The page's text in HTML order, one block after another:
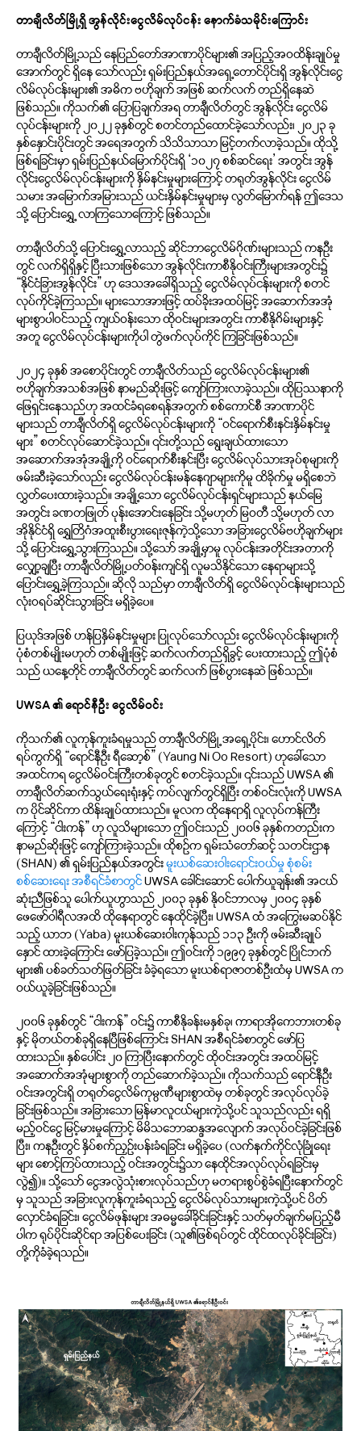
တာချီလိတ်မြို့ရှိ အွန်လိုင်းငွေလိမ်လုပ်ငန်း နောက်ခံသမိုင်းကြောင်း
တာချီလိတ်မြို့သည် နေပြည်တော်အာဏာပိုင်များ၏ အပြည့်အဝထိန်းချုပ်မှု
အောက်တွင် ရှိနေ သော်လည်း ရှမ်းပြည်နယ်အရှေ့တောင်ပိုင်းရှိ အွန်လိုင်းငွေ
လိမ်လုပ်ငန်းများ၏ အဓိက ဗဟိုချက် အဖြစ် ဆက်လက် တည်ရှိနေဆဲ
ဖြစ်သည်။ ကိုသက်၏ ပြောပြချက်အရ တာချီလိတ်တွင် အွန်လိုင်း ငွေလိမ်
လုပ်ငန်းများကို ၂၀၂၂ ခုနှစ်တွင် စတင်တည်ထောင်ခဲ့သော်လည်း၊ ၂၀၂၃ ခု
နှစ်နှောင်းပိုင်းတွင် အရေအတွက် သိသိသာသာ မြင့်တက်လာခဲ့သည်။ ထိုသို့
ဖြစ်ရခြင်းမှာ ရှမ်းပြည်နယ်မြောက်ပိုင်းရှိ ‘၁၀၂၇ စစ်ဆင်ရေး’ အတွင်း အွန်
လိုင်းငွေလိမ်လုပ်ငန်းများကို နှိမ်နင်းမှုများကြောင့် တရုတ်အွန်လိုင်း ငွေလိမ်
သမား အမြောက်အမြားသည် ယင်းနှိမ်နင်းမှုများမှ လွတ်မြောက်ရန် ဤဒေသ
သို့ ပြောင်းရွှေ့ လာကြသောကြောင့် ဖြစ်သည်။
တာချီလိတ်သို့ ပြောင်းရွှေ့လာသည့် ဆိုင်ဘာငွေလိမ်ဂိုဏ်းများသည် ကနဦး
တွင် လက်ရှိရှိနှင့် ပြီးသားဖြစ်သော အွန်လိုင်းကာစီနိုဝင်းကြီးများအတွင်း၌
“နိုင်ငံခြားအွန်လိုင်း” ဟု ဒေသအခေါ်ရှိသည့် ငွေလိမ်လုပ်ငန်းများကို စတင်
လုပ်ကိုင်ခဲ့ကြသည်။ များသောအားဖြင့် ထပ်ခိုးအထပ်မြင့် အဆောက်အအုံ
များစွာပါဝင်သည့် ကျယ်ဝန်းသော ထိုဝင်းများအတွင်း ကာစီနိုဂိမ်းများနှင့်
အတူ ငွေလိမ်လုပ်ငန်းများကိုပါ တွဲဖက်လုပ်ကိုင် ကြခြင်းဖြစ်သည်။
၂၀၂၄ ခုနှစ် အစောပိုင်းတွင် တာချီလိတ်သည် ငွေလိမ်လုပ်ငန်းများ၏
ဗဟိုချက်အသစ်အဖြစ် နာမည်ဆိုးဖြင့် ကျော်ကြားလာခဲ့သည်။ ထိုပြဿနာကို
ဖြေရှင်းနေသည်ဟု အထင်ခံရစေရန်အတွက် စစ်ကောင်စီ အာဏာပိုင်
များသည် တာချီလိတ်ရှိ ငွေလိမ်လုပ်ငန်းများကို “ဝင်ရောက်စီးနင်းနှိမ်နင်းမှု
များ” စတင်လုပ်ဆောင်ခဲ့သည်။ ၎င်းတို့သည် ရွေးချယ်ထားသော
အဆောက်အအုံအချို့ကို ဝင်ရောက်စီးနင်းပြီး ငွေလိမ်လုပ်သားအုပ်စုများကို
ဖမ်းဆီးခဲ့သော်လည်း ငွေလိမ်လုပ်ငန်းမန်နေဂျာများကိုမူ ထိခိုက်မှု မရှိစေဘဲ
လွှတ်ပေးထားခဲ့သည်။ အချို့သော ငွေလိမ်လုပ်ငန်းရှင်များသည် နယ်မြေ
အတွင်း ခဏတဖြုတ် ပုန်းအောင်းနေခြင်း သို့မဟုတ် မြဝတီ သို့မဟုတ် လာ
အိုနိုင်ငံရှိ ရွှေတြိဂံအထူးစီးပွားရေးဇုန်ကဲ့သို့သော အခြားငွေလိမ်ဗဟိုချက်များ
သို့ ပြောင်းရွှေ့သွားကြသည်။ သို့သော် အချို့မှာမူ လုပ်ငန်းအတိုင်းအတာကို
လျှော့ချပြီး တာချီလိတ်မြို့ပတ်ဝန်းကျင်ရှိ လူမသိနိုင်သော နေရာများသို့
ပြောင်းရွှေ့ခဲ့ကြသည်။ ဆိုလို သည်မှာ တာချီလိတ်ရှိ ငွေလိမ်လုပ်ငန်းများသည်
လုံးဝရပ်ဆိုင်းသွားခြင်း မရှိခဲ့ပေ။
ပြယုဒ်အဖြစ် ဟန်ပြနှိမ်နင်းမှုများ ပြုလုပ်သော်လည်း ငွေလိမ်လုပ်ငန်းများကို
ပုံစံတစ်မျိုးမဟုတ် တစ်မျိုးဖြင့် ဆက်လက်တည်ရှိခွင့် ပေးထားသည့် ဤပုံစံ
သည် ယနေ့တိုင် တာချီလိတ်တွင် ဆက်လက် ဖြစ်ပွားနေဆဲ ဖြစ်သည်။
UWSA၏ ရောင်နီဦး ငွေလိမ်ဝင်း
ကိုသက်၏ လူကုန်ကူးခံရမှုသည် တာချီလိတ်မြို့ အရှေ့ပိုင်း၊ ဟောင်လိတ်
ရပ်ကွက်ရှိ “ရောင်နီဦး ရီဆော့စ်” (Yaung Ni Oo Resort) ဟုခေါ်သော
အထင်ကရ ငွေလိမ်ဝင်းကြီးတစ်ခုတွင် စတင်ခဲ့သည်။ ၎င်းသည် UWSA ၏
တာချီလိတ်ဆက်သွယ်ရေးရုံးနှင့် ကပ်လျက်တွင်ရှိပြီး တစ်ဝင်းလုံးကို UWSA
က ပိုင်ဆိုင်ကာ ထိန်းချုပ်ထားသည်။ မူလက ထိုနေရာရှိ လူလုပ်ကန်ကြီး
ကြောင့် “ငါးကန်” ဟု လူသိများသော ဤဝင်းသည် ၂၀၀၆ ခုနှစ်ကတည်းက
နာမည်ဆိုးဖြင့် ကျော်ကြားခဲ့သည်။ ထိုစဉ်က ရှမ်းသံတော်ဆင့် သတင်းဌာန
(SHAN) ၏ ရှမ်းပြည်နယ်အတွင်းမူးယစ်ဆေးဝါးရောင်းဝယ်မှု စုံစမ်း
စစ်ဆေးရေး အစီရင်ခံစာတွင်UWSA ခေါင်းဆောင် ပေါက်ယူချန်း၏ အငယ်
ဆုံးညီဖြစ်သူ ပေါက်ယူဟွာသည် ၂၀၀၃ ခုနှစ် နိုဝင်ဘာလမှ ၂၀၀၄ ခုနှစ်
ဖေဖော်ဝါရီလအထိ ထိုနေရာတွင် နေထိုင်ခဲ့ပြီး၊ UWSA ထံ အကြွေးမဆပ်နိုင်
သည့် ယာဘ (Yaba) မူးယစ်ဆေးဝါးကုန်သည် ၁၁၃ ဦးကို ဖမ်းဆီးချုပ်
နှောင် ထားခဲ့ကြောင်း ဖော်ပြခဲ့သည်။ ဤဝင်းကို ၁၉၉၇ ခုနှစ်တွင် ပြိုင်ဘက်
များ၏ ပစ်ခတ်သတ်ဖြတ်ခြင်း ခံခဲ့ရသော မူးယစ်ရာဇာတစ်ဦးထံမှ UWSA က
ဝယ်ယူခဲ့ခြင်းဖြစ်သည်။
၂၀၀၆ ခုနှစ်တွင် “ငါးကန်” ဝင်း၌ ကာစီနိုခန်းမနှစ်ခု၊ ကာရာအိုကေဘားတစ်ခု
နှင့် မိုတယ်တစ်ခုရှိနေပြီဖြစ်ကြောင်း SHAN အစီရင်ခံစာတွင် ဖော်ပြ
ထားသည်။ နှစ်ပေါင်း ၂၀ ကြာပြီးနောက်တွင် ထိုဝင်းအတွင်း အထပ်မြင့်
အဆောက်အအုံများစွာကို တည်ဆောက်ခဲ့သည်။ ကိုသက်သည် ရောင်နီဦး
ဝင်းအတွင်းရှိ တရုတ်ငွေလိမ်ကုမ္ပဏီများစွာထဲမှ တစ်ခုတွင် အလုပ်လုပ်ခဲ့
ခြင်းဖြစ်သည်။ အခြားသော မြန်မာလူငယ်များကဲ့သို့ပင် သူသည်လည်း ရရှိ
မည့်ဝင်ငွေ မြင့်မားမှုကြောင့် မိမိသဘောဆန္ဒအလျောက် အလုပ်ဝင်ခဲ့ခြင်းဖြစ်
ပြီး၊ ကနဦးတွင် နှိပ်စက်ညှဉ်းပန်းခံရခြင်း မရှိခဲ့ပေ (လက်နက်ကိုင်လုံခြုံရေး
များ စောင့်ကြပ်ထားသည့် ဝင်းအတွင်း၌သာ နေထိုင်အလုပ်လုပ်ရခြင်းမှ
လွဲ၍)။ သို့သော် ငွေအလွဲသုံးစားလုပ်သည်ဟု မတရားစွပ်စွဲခံရပြီးနောက်တွင်
မှ သူသည် အခြားလူကုန်ကူးခံရသည့် ငွေလိမ်လုပ်သားများကဲ့သို့ပင် ပိတ်
လှောင်ခံရခြင်း၊ ငွေလိမ်ဖုန်းများ အဓမ္မခေါ်ခိုင်းခြင်းနှင့် သတ်မှတ်ချက်မပြည့်မီ
ပါက ရုပ်ပိုင်းဆိုင်ရာ အပြစ်ပေးခြင်း (သူ၏ဖြစ်ရပ်တွင် ထိုင်ထလုပ်ခိုင်းခြင်း)
တို့ကိုခံခဲ့ရသည်။